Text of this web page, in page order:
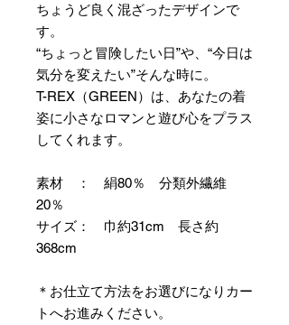
ちょうど良く混ざったデザインで
す。
“ちょっと冒険したい日”や、“今日は
気分を変えたい”そんな時に。
T-REX（GREEN）は、あなたの着
姿に小さなロマンと遊び心をプラス
してくれます。
素材 ： 絹80％ 分類外繊維
20％
サイズ： 巾約31cm 長さ約
368cm
＊お仕立て方法をお選びになりカー
トへお進みください。